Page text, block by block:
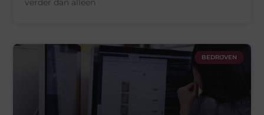
verder dan alleen
BEDRIJVEN